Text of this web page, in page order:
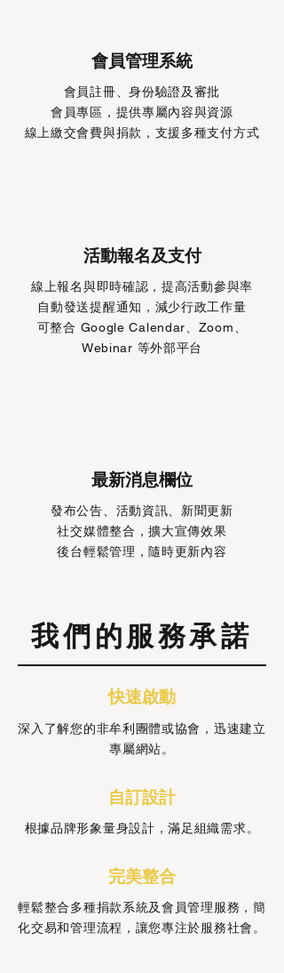
會員管理系統
會員註冊、身份驗證及審批
會員專區，提供專屬內容與資源
線上繳交會費與捐款，支援多種支付方式
活動報名及支付
線上報名與即時確認，提高活動參與率
自動發送提醒通知，減少行政工作量
可整合 Google Calendar、Zoom、
Webinar 等外部平台
最新消息欄位
發布公告、活動資訊、新聞更新
社交媒體整合，擴大宣傳效果
後台輕鬆管理，隨時更新內容
我們的服務承諾
快速啟動
深入了解您的非牟利團體或協會，迅速建立
專屬網站。
自訂設計
根據品牌形象量身設計，滿足組織需求。
完美整合
輕鬆整合多種捐款系統及會員管理服務，簡
化交易和管理流程，讓您專注於服務社會。